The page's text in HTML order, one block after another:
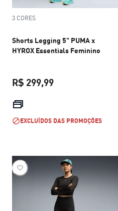
3 CORES
Shorts Legging 5" PUMA x
HYROX Essentials Feminino
R$ 299,99
preço atual R$
EXCLUÍDOS DAS PROMOÇÕES